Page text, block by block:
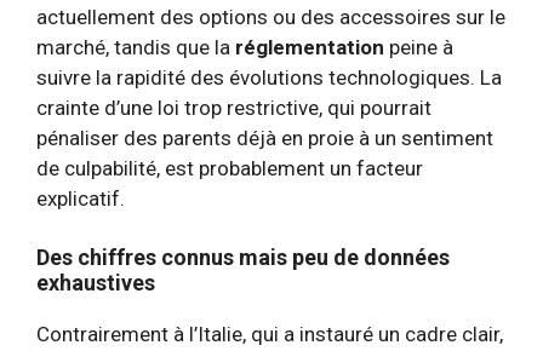
actuellement des options ou des accessoires sur le
marché, tandis que la réglementation peine à
suivre la rapidité des évolutions technologiques. La
crainte d’une loi trop restrictive, qui pourrait
pénaliser des parents déjà en proie à un sentiment
de culpabilité, est probablement un facteur
explicatif.
Des chiffres connus mais peu de données
exhaustives
Contrairement à l’Italie, qui a instauré un cadre clair,